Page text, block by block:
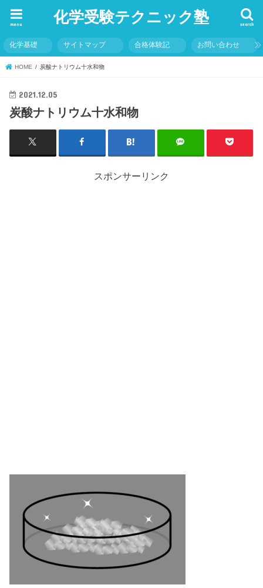
化学受験テクニック塾 search
menu
化学基礎 サイトマップ 合格体験記 お問い合わせ
HOME 炭酸ナトリウム十水和物
2021.12.05
炭酸ナトリウム十水和物
スポンサーリンク